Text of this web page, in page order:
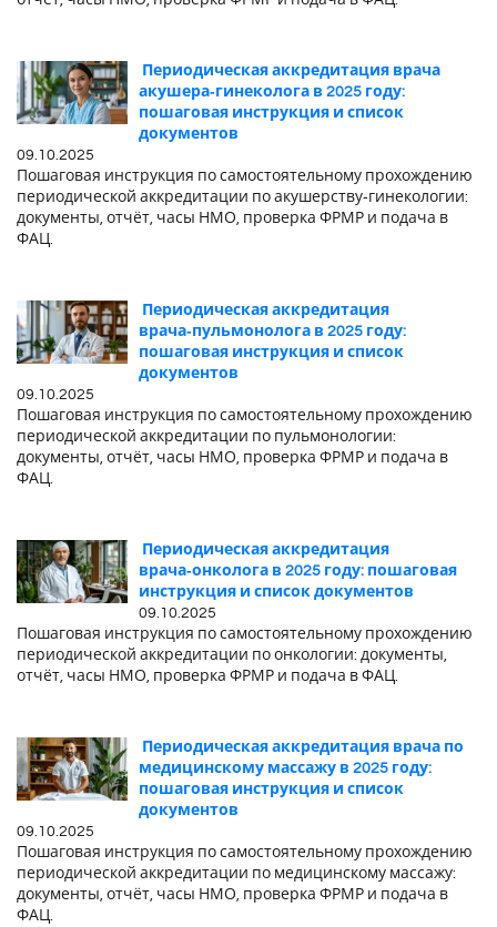
Периодическая аккредитация врача
акушера‑гинеколога в 2025 году:
пошаговая инструкция и список
документов
09.10.2025
Пошаговая инструкция по самостоятельному прохождению
периодической аккредитации по акушерству‑гинекологии:
документы, отчёт, часы НМО, проверка ФРМР и подача в
ФАЦ.
Периодическая аккредитация
врача‑пульмонолога в 2025 году:
пошаговая инструкция и список
документов
09.10.2025
Пошаговая инструкция по самостоятельному прохождению
периодической аккредитации по пульмонологии:
документы, отчёт, часы НМО, проверка ФРМР и подача в
ФАЦ.
Периодическая аккредитация
врача‑онколога в 2025 году: пошаговая
инструкция и список документов
09.10.2025
Пошаговая инструкция по самостоятельному прохождению
периодической аккредитации по онкологии: документы,
отчёт, часы НМО, проверка ФРМР и подача в ФАЦ.
Периодическая аккредитация врача по
медицинскому массажу в 2025 году:
пошаговая инструкция и список
документов
09.10.2025
Пошаговая инструкция по самостоятельному прохождению
периодической аккредитации по медицинскому массажу:
документы, отчёт, часы НМО, проверка ФРМР и подача в
ФАЦ.